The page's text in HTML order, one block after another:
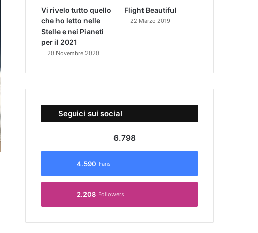
Vi rivelo tutto quello
che ho letto nelle
Stelle e nei Pianeti
per il 2021
20 Novembre 2020
Flight Beautiful
22 Marzo 2019
Seguici sui social
6.798
4.590 Fans
2.208 Followers